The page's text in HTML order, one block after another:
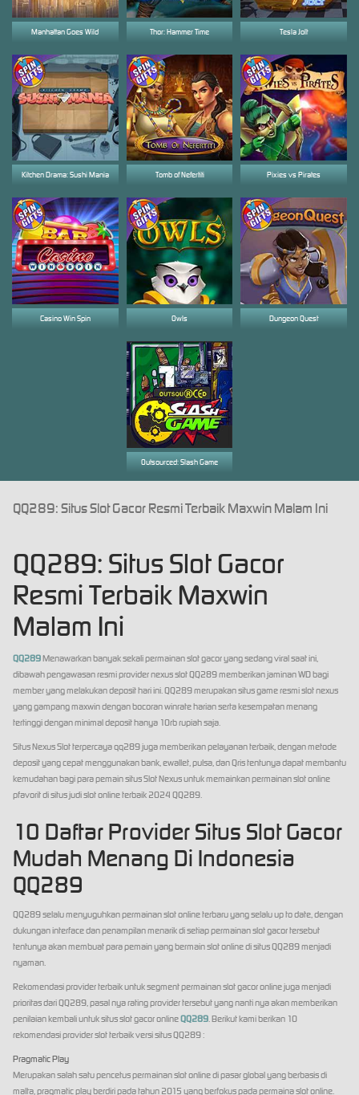
Manhattan Goes Wild
Casino Win Spin
Tomb of Nefertiti
Tesla Jolt
Dungeon Quest
Outsourced: Slash Game
Owls
Kitchen Drama: Sushi Mania Pixies vs Pirates
Thor: Hammer Time
QQ289: Situs Slot Gacor Resmi Terbaik Maxwin Malam Ini
QQ289: Situs Slot Gacor
Resmi Terbaik Maxwin
Malam Ini
QQ289Menawarkan banyak sekali permainan slot gacor yang sedang viral saat ini,
dibawah pengawasan resmi provider nexus slot QQ289 memberikan jaminan WD bagi
member yang melakukan deposit hari ini. QQ289 merupakan situs game resmi slot nexus
yang gampang maxwin dengan bocoran winrate harian serta kesempatan menang
tertinggi dengan minimal deposit hanya 10rb rupiah saja.
Situs Nexus Slot terpercaya qq289 juga memberikan pelayanan terbaik, dengan metode
deposit yang cepat menggunakan bank, ewallet, pulsa, dan Qris tentunya dapat membantu
kemudahan bagi para pemain situs Slot Nexus untuk memainkan permainan slot online
pfavorit di situs judi slot online terbaik 2024 QQ289.
10 Daftar Provider Situs Slot Gacor
Mudah Menang Di Indonesia
QQ289
QQ289 selalu menyuguhkan permainan slot online terbaru yang selalu up to date, dengan
dukungan interface dan penampilan menarik di setiap permainan slot gacor tersebut
tentunya akan membuat para pemain yang bermain slot online di situs QQ289 menjadi
nyaman.
Rekomendasi provider terbaik untuk segment permainan slot gacor online juga menjadi
prioritas dari QQ289, pasal nya rating provider tersebut yang nanti nya akan memberikan
penilaian kembali untuk situs slot gacor onlineQQ289 . Berikut kami berikan 10
rekomendasi provider slot terbaik versi situs QQ289 :
Pragmatic Play
Merupakan salah satu pencetus permainan slot online di pasar global yang berbasis di
malta, pragmatic play berdiri pada tahun 2015 yang berfokus pada permaina slot online.